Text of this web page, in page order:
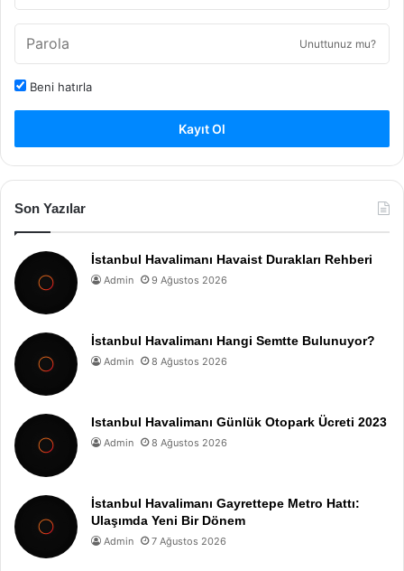
Unuttunuz mu?
Beni hatırla
Kayıt Ol
Son Yazılar
İstanbul Havalimanı Havaist Durakları Rehberi
Admin 9 Ağustos 2026
İstanbul Havalimanı Hangi Semtte Bulunuyor?
Admin 8 Ağustos 2026
Istanbul Havalimanı Günlük Otopark Ücreti 2023
Admin 8 Ağustos 2026
İstanbul Havalimanı Gayrettepe Metro Hattı:
Ulaşımda Yeni Bir Dönem
Admin 7 Ağustos 2026